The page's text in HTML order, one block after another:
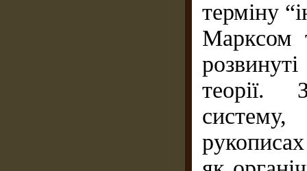
терміну
Марксом
теорії.